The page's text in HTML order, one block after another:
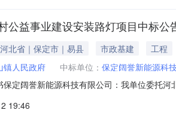
公益事业建设安装路灯项目中标公
河北省｜保定市｜易县 市政基建
工程
镇人民政府 中标单位： 保定阔誉新能源科
保定阔誉新能源科技有限公司：我单位委托
年5月12日
19:46